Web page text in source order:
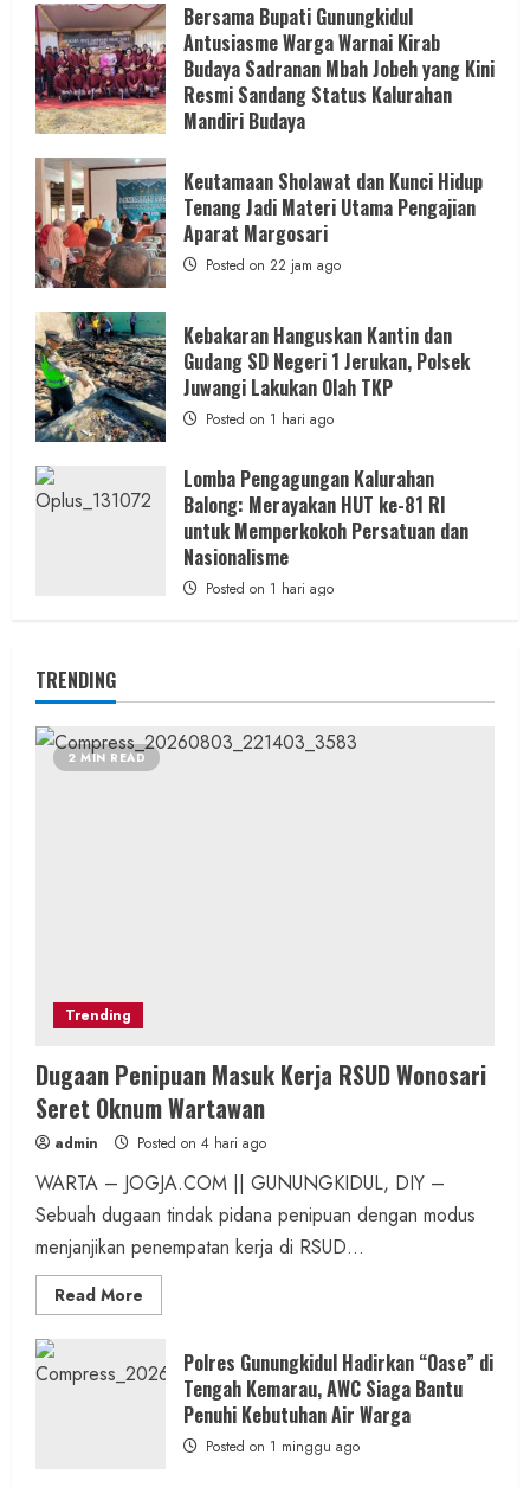
Bersama Bupati Gunungkidul
Antusiasme Warga Warnai Kirab
Budaya Sadranan Mbah Jobeh yang Kini
Resmi Sandang Status Kalurahan
Mandiri Budaya
Keutamaan Sholawat dan Kunci Hidup
Tenang Jadi Materi Utama Pengajian
Aparat Margosari
Posted on 22 jam ago
Kebakaran Hanguskan Kantin dan
Gudang SD Negeri 1 Jerukan, Polsek
Juwangi Lakukan Olah TKP
Posted on 1 hari ago
Lomba Pengagungan Kalurahan
Balong: Merayakan HUT ke-81 RI
untuk Memperkokoh Persatuan dan
Nasionalisme
Posted on 1 hari ago
TRENDING
2 MIN READ
Trending
Dugaan Penipuan Masuk Kerja RSUD Wonosari
Seret Oknum Wartawan
admin Posted on 4 hari ago
WARTA – JOGJA.COM || GUNUNGKIDUL, DIY –
Sebuah dugaan tindak pidana penipuan dengan modus
menjanjikan penempatan kerja di RSUD...
Read More
more
Penipuan
Masuk
RSUD
Wonosari
Seret
Oknum
Polres Gunungkidul Hadirkan “Oase” di
Tengah Kemarau, AWC Siaga Bantu
Penuhi Kebutuhan Air Warga
Posted on 1 minggu ago